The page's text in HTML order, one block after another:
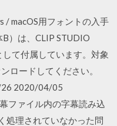
/ macOS用フォントの入手
）は、CLIP STUDIO
て付属しています。対象
ロードしてください。
2020/04/05
ファイル内の字幕読み込
処理されていなかった問